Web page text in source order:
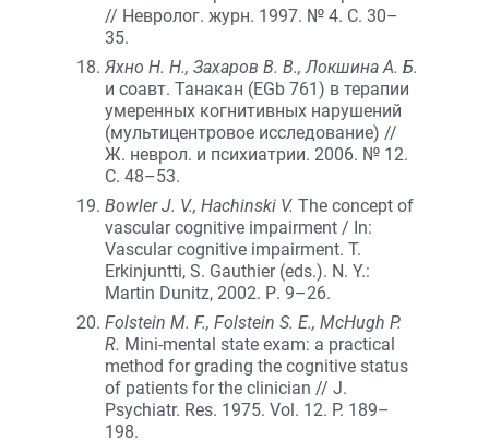
// Невролог. журн. 1997. № 4. С. 30–
35.
Яхно Н. Н., Захаров В. В., Локшина А. Б.
и соавт. Танакан (EGb 761) в терапии
умеренных когнитивных нарушений
(мультицентровое исследование) //
Ж. неврол. и психиатрии. 2006. № 12.
С. 48–53.
Bowler J. V., Hachinski V. The concept of
vascular cognitive impairment / In:
Vascular cognitive impairment. T.
Erkinjuntti, S. Gauthier (eds.). N. Y.:
Martin Dunitz, 2002. Р. 9–26.
Folstein M. F., Folstein S. E., McHugh P.
R. Mini-mental state exam: a practical
method for grading the cognitive status
of patients for the clinician // J.
Psychiatr. Res. 1975. Vol. 12. P. 189–
198.